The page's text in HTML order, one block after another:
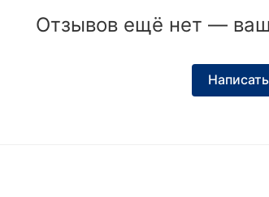
Отзывов ещё нет —